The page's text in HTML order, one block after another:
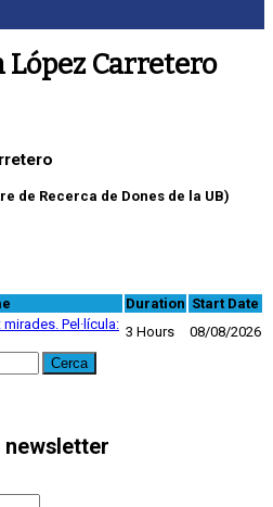
Carretero
de Recerca de Dones de la UB)
Duration Start Date
Pel·lícula: 3 Hours
08/08/2026
newsletter